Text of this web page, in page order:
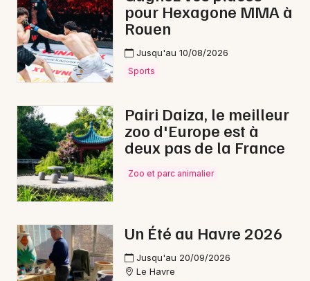
Sports
Soirées
Sorties famille
Expos
Sorties & loisirs
Nuit des Musées dans la Seine-Maritime
Nuit des Musées en Normandie
Paris
Strasbourg
Toulouse
pour Hexagone MMA à
Rouen
Jusqu'au 10/08/2026
Sports
Pairi Daiza, le meilleur
zoo d'Europe est à
deux pas de la France
Zoo et parc animalier
Un Été au Havre 2026
Jusqu'au 20/09/2026
Le Havre